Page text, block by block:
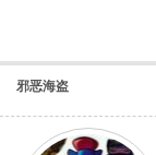
邪恶海盗